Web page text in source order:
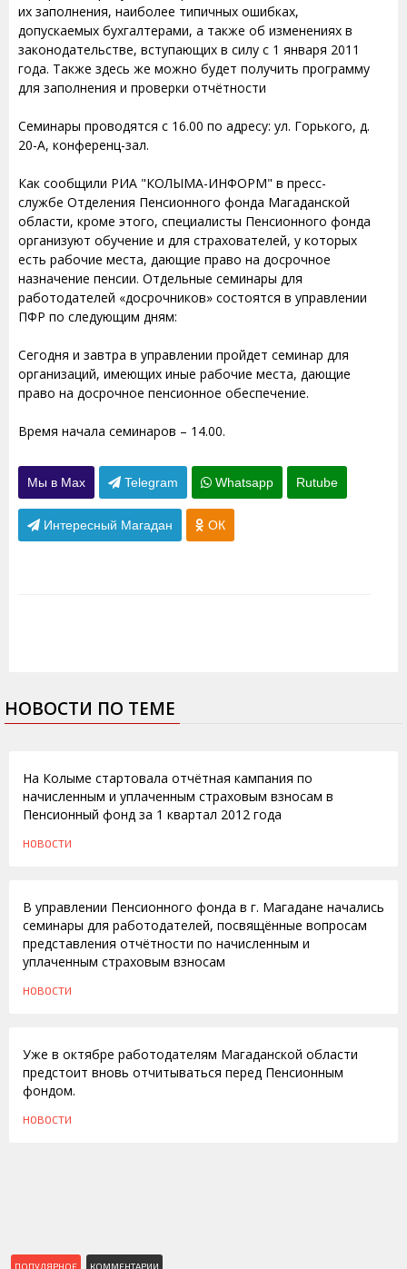
их заполнения, наиболее типичных ошибках,
допускаемых бухгалтерами, а также об изменениях в
законодательстве, вступающих в силу с 1 января 2011
года. Также здесь же можно будет получить программу
для заполнения и проверки отчётности
Семинары проводятся с 16.00 по адресу: ул. Горького, д.
20-А, конференц-зал.
Как сообщили РИА "КОЛЫМА-ИНФОРМ" в пресс-
службе Отделения Пенсионного фонда Магаданской
области, кроме этого, специалисты Пенсионного фонда
организуют обучение и для страхователей, у которых
есть рабочие места, дающие право на досрочное
назначение пенсии. Отдельные семинары для
работодателей «досрочников» состоятся в управлении
ПФР по следующим дням:
Сегодня и завтра в управлении пройдет семинар для
организаций, имеющих иные рабочие места, дающие
право на досрочное пенсионное обеспечение.
Время начала семинаров – 14.00.
Мы в Max Telegram Whatsapp Rutube
Интересный Магадан ОК
НОВОСТИ ПО ТЕМЕ
На Колыме стартовала отчётная кампания по
начисленным и уплаченным страховым взносам в
Пенсионный фонд за 1 квартал 2012 года
НОВОСТИ
В управлении Пенсионного фонда в г. Магадане начались
семинары для работодателей, посвящённые вопросам
представления отчётности по начисленным и
уплаченным страховым взносам
НОВОСТИ
Уже в октябре работодателям Магаданской области
предстоит вновь отчитываться перед Пенсионным
фондом.
НОВОСТИ
ПОПУЛЯРНОЕ КОММЕНТАРИИ